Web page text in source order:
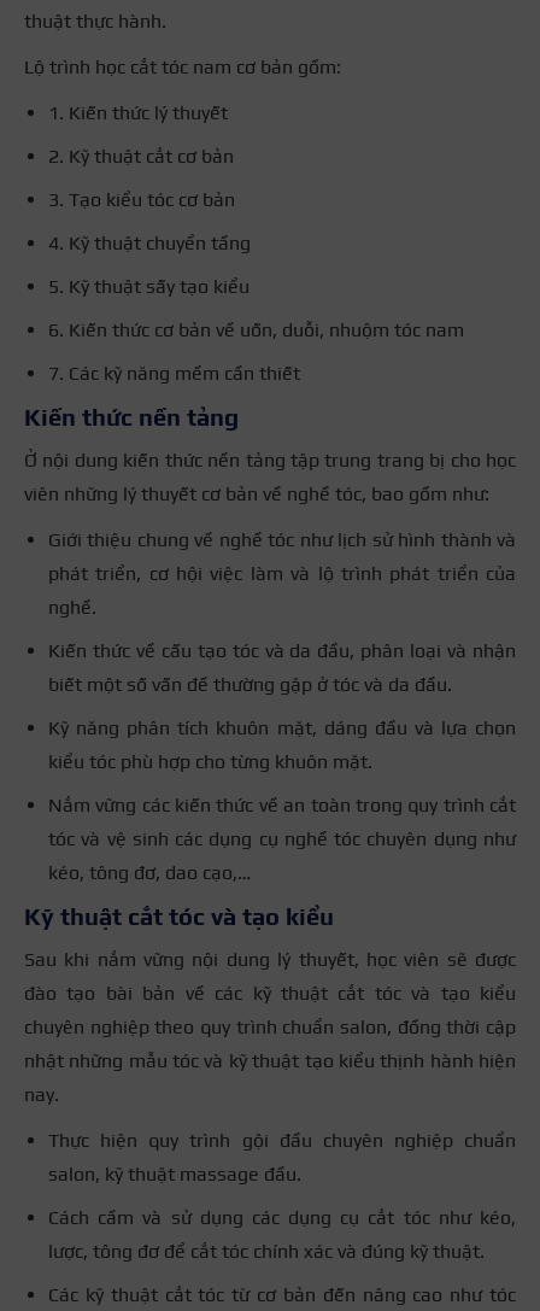
thuật thực hành.
Lộ trình học cắt tóc nam cơ bản gồm:
1. Kiến thức lý thuyết
2. Kỹ thuật cắt cơ bản
3. Tạo kiểu tóc cơ bản
4. Kỹ thuật chuyển tầng
5. Kỹ thuật sấy tạo kiểu
6. Kiến thức cơ bản về uốn, duỗi, nhuộm tóc nam
7. Các kỹ năng mềm cần thiết
Kiến thức nền tảng
Ở nội dung kiến thức nền tảng tập trung trang bị cho học
viên những lý thuyết cơ bản về nghề tóc, bao gồm như:
Giới thiệu chung về nghề tóc như lịch sử hình thành và
phát triển, cơ hội việc làm và lộ trình phát triển của
nghề.
Kiến thức về cấu tạo tóc và da đầu, phân loại và nhận
biết một số vấn đề thường gặp ở tóc và da đầu.
Kỹ năng phân tích khuôn mặt, dáng đầu và lựa chọn
kiểu tóc phù hợp cho từng khuôn mặt.
Nắm vững các kiến thức về an toàn trong quy trình cắt
tóc và vệ sinh các dụng cụ nghề tóc chuyên dụng như
kéo, tông đơ, dao cạo,…
Kỹ thuật cắt tóc và tạo kiểu
Sau khi nắm vững nội dung lý thuyết, học viên sẽ được
đào tạo bài bản về các kỹ thuật cắt tóc và tạo kiểu
chuyên nghiệp theo quy trình chuẩn salon, đồng thời cập
nhật những mẫu tóc và kỹ thuật tạo kiểu thịnh hành hiện
nay.
Thực hiện quy trình gội đầu chuyên nghiệp chuẩn
salon, kỹ thuật massage đầu.
Cách cầm và sử dụng các dụng cụ cắt tóc như kéo,
lược, tông đơ để cắt tóc chính xác và đúng kỹ thuật.
Các kỹ thuật cắt tóc từ cơ bản đến nâng cao như tóc